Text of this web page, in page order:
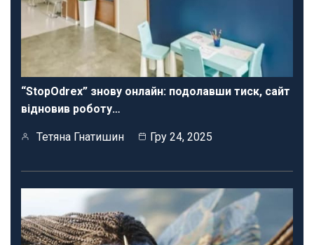
“StopOdrex” знову онлайн: подолавши тиск, сайт
відновив роботу…
Тетяна Гнатишин Гру 24, 2025